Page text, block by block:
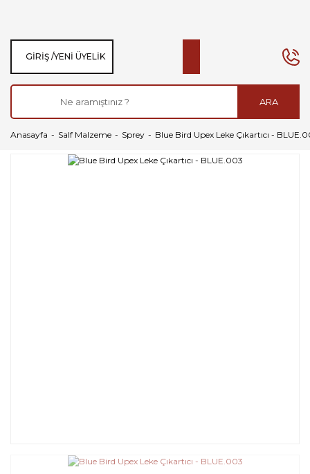
ARA
GIRIŞ /YENI ÜYELIK
Anasayfa Salf Malzeme Sprey Blue Bird Upex Leke Çıkartıcı -